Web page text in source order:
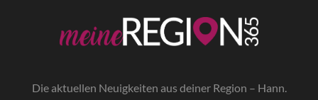
Die aktuellen Neuigkeiten aus deiner Region – Hann.